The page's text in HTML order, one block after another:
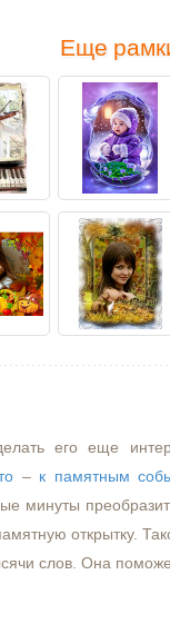
Еще
его еще
– к памятным
минуты
открытку.
слов. Она